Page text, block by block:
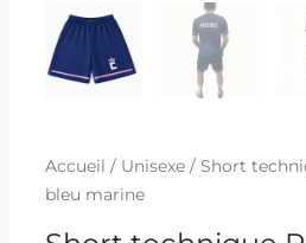
Accueil / Unisexe / Short
bleu marine